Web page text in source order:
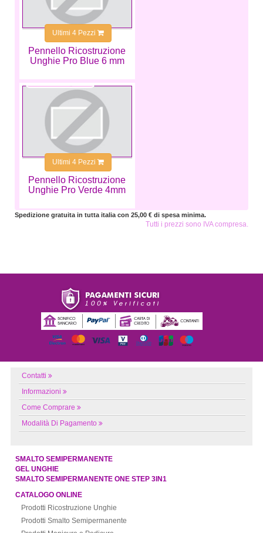
Pennello Ricostruzione
Unghie Pro Blue 6 mm
Ultimi 4 Pezzi
Pennello Ricostruzione
Unghie Pro Verde 4mm
6,99 €
Ultimi 4 Pezzi
Spedizione gratuita in tutta italia con 25,00 € di spesa minima.
Tutti i prezzi sono IVA compresa.
Contatti
Informazioni
Come Comprare
Modalità Di Pagamento
SMALTO SEMIPERMANENTE
GEL UNGHIE
SMALTO SEMIPERMANENTE ONE STEP 3IN1
CATALOGO ONLINE
Prodotti Ricostruzione Unghie
Prodotti Smalto Semipermanente